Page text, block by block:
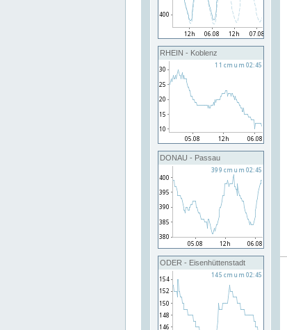
RHEIN - Koblenz
DONAU - Passau
ODER - Eisenhüttenstadt